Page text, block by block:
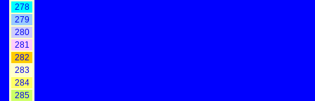
278
279
280
281
282
283
284
285